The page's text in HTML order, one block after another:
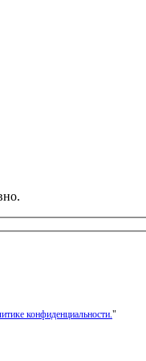
конфиденциальности."